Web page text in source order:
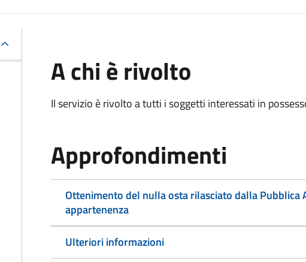
A chi è rivolto
Il servizio è rivolto a tutti i soggetti interessati in
Approfondimenti
Ottenimento del nulla osta rilasciato dalla Pubblica
appartenenza
Ulteriori informazioni